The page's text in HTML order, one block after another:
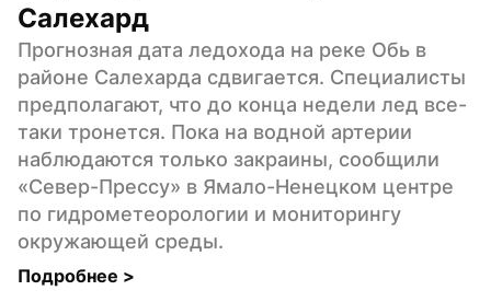
Салехард
Прогнозная дата ледохода на реке Обь в
районе Салехарда сдвигается. Специалисты
предполагают, что до конца недели лед все-
таки тронется. Пока на водной артерии
наблюдаются только закраины, сообщили
«Север-Прессу» в Ямало-Ненецком центре
по гидрометеорологии и мониторингу
окружающей среды.
Подробнее >